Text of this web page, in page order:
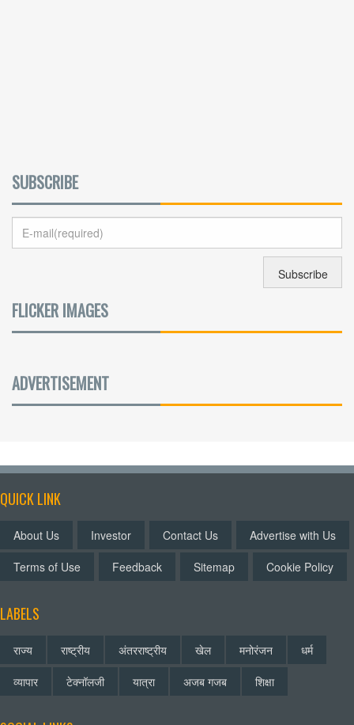
SUBSCRIBE
FLICKER IMAGES
ADVERTISEMENT
QUICK LINK
About Us Investor Contact Us
Advertise with Us
Terms of Use
Feedback Sitemap Cookie Policy
LABELS
राज्य राष्ट्रीय अंतरराष्ट्रीय खेल मनोरंजन
धर्म
व्यापार
टेक्नॉलजी यात्रा अजब गजब शिक्षा